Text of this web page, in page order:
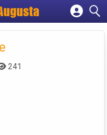
empresa
241